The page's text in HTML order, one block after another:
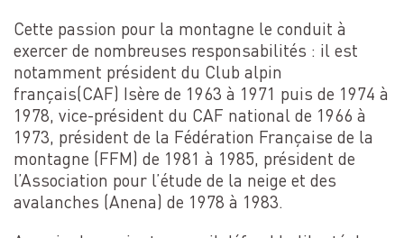
Cette passion pour la montagne le conduit à
exercer de nombreuses responsabilités : il est
notamment président du Club alpin
français(CAF) Isère de 1963 à 1971 puis de 1974 à
1978, vice-président du CAF national de 1966 à
1973, président de la Fédération Française de la
montagne (FFM) de 1981 à 1985, président de
l’Association pour l’étude de la neige et des
avalanches (Anena) de 1978 à 1983.